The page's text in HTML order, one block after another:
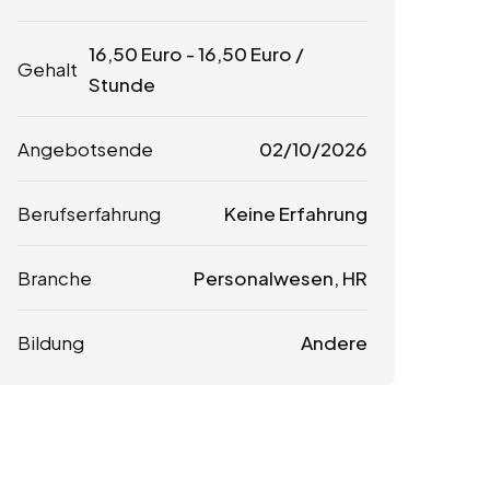
Gehalt
16,50 Euro -16,50 Euro /
Stunde
Angebotsende 02/10/2026
Berufserfahrung Keine Erfahrung
Branche Personalwesen, HR
Bildung Andere